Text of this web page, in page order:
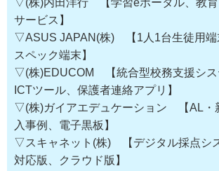
▽(株)内田洋行 【学習eポータル、教育
サービス】
▽ASUS JAPAN(株) 【1人1台生徒用端
スペック端末】
▽(株)EDUCOM 【統合型校務支援シス
ICTツール、保護者連絡アプリ】
▽(株)ガイアエデュケーション 【AL・
入事例、電子黒板】
▽スキャネット(株) 【デジタル採点シ
対応版、クラウド版】